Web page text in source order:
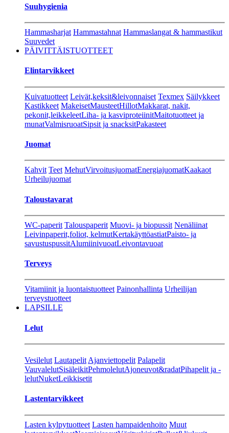
Suuhygienia
Hammasharjat Hammastahnat Hammaslangat & hammastikut
Suuvedet
PÄIVITTÄISTUOTTEET
Elintarvikkeet
Kuivatuotteet Leivät,keksit&leivonnaiset Texmex Säilykkeet
Kastikkeet MakeisetMausteetHillotMakkarat, nakit,
pekonit,leikkeleetLiha- ja kasviproteiinitMaitotuotteet ja
munatValmisruoatSipsit ja snacksitPakasteet
Juomat
Kahvit Teet MehutVirvoitusjuomatEnergiajuomatKaakaot
Urheilujuomat
Taloustavarat
WC-paperit Talouspaperit Muovi- ja biopussit Nenäliinat
Leivinpaperit,foliot, kelmutKertakäyttöastiatPaisto- ja
savustuspussitAlumiinivuoatLeivontavuoat
Terveys
Vitamiinit ja luontaistuotteet Painonhallinta Urheilijan
terveystuotteet
LAPSILLE
Lelut
Vesilelut Lautapelit Ajanviettopelit Palapelit
VauvalelutSisäleikitPehmolelutAjoneuvot&radatPihapelit ja -
lelutNuketLeikkisetit
Lastentarvikkeet
Lasten kylpytuotteet Lasten hampaidenhoito Muut